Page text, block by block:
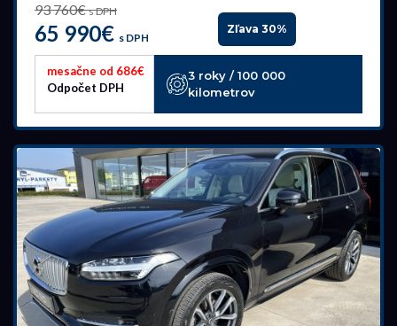
93 760€s DPH
65 990€ s DPH
Zľava 30%
mesačne od 686€
Odpočet DPH
3 roky / 100 000
kilometrov